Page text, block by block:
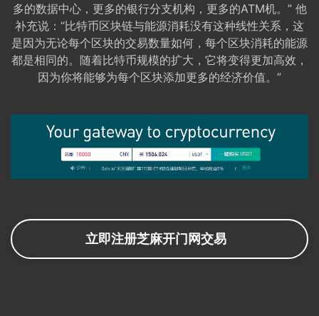
多的数据中心，更多的银行分支机构，更多的ATM机。” 他
补充说：“比特币区块链与能源消耗没有这种线性关系，这
是因为无论每个区块的交易数量如何，每个区块消耗的能源
都是相同的。随着比特币规模的扩大，它将变得更加高效，
因为你将能够为每个区块添加更多的经济价值。”
立即注册芝麻开门网交易